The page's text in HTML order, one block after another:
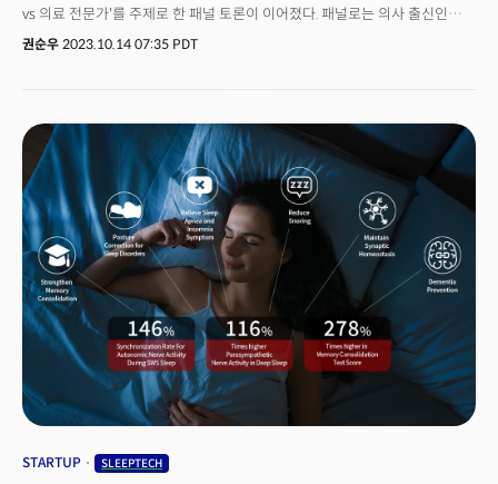
vs 의료 전문가'를 주제로 한 패널 토론이 이어졌다. 패널로는 의사 출신인
파티마 파룩 세일스포스 CHO(Chief Health Officer), 소냐 마크니
문제들이 가감없이 다뤄졌다. 미국 최고 병원 중 하나로 손꼽히는
메이요클리닉의 마크니 디렉터는 "AI 등장과 함께 의료 분야에서 새로운
물결을 경험하고 있다"고 말했다. 메이요클리닉은 지난 6월부터 구글
클라우드와 손잡고 생성AI를 활용한 맞춤형 챗봇 시범 서비스를 운영하고
있다. 그는" 의료진은 물론 병원 운영 관계자들도 AI의 등장에 흥분하고
있다"면서 "여기엔 투명이 필요하고, 책임감도 뒤따른다. 협력한다면 유의미한
변화를 가져올 것"이라고 기대감을 내비쳤다. HLTH2023은 지난 8일부터
11일까지 열린 헬스케어 분야의 대표적인 행사다. HLTH는 'Health'의
약자로, 건강과 의료 분야에 종사하는 모든 이해 관계자들이 한자리에 모여
최신 혁신 기술과 트렌드를 논의하고 교류하는 기회를
제공한다.HLTH2023에는 전 세계 150개 이상의 국가에서 온 약 3만 명이
참가했다. 100여 개의 세션과 워크숍, 그리고 1000개 이상의 전시 부스를
마련, 최신 의료 기술과 솔루션이 소개됐다. 또 다양한 전문가 네트워킹을 통해
새로운 비즈니스 기회를 창출하는 자리도 마련됐다.다양한 이해관계자들이
기업들은 물론, 스타트업에 이르기까지 AI를 헬스케어 분야에 접목하려는
권순우 2023.10.14 07:35 PDT
STARTUP SLEEPTECH